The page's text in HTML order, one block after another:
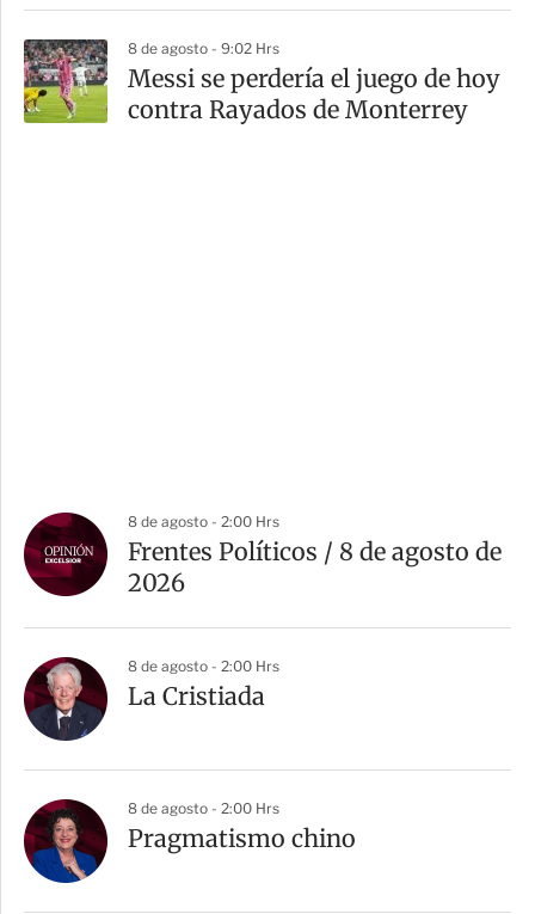
8 de agosto - 9:02 Hrs
Messi se perdería el juego de hoy
contra Rayados de Monterrey
8 de agosto - 2:00 Hrs
Frentes Políticos / 8 de agosto de
2026
8 de agosto - 2:00 Hrs
La Cristiada
8 de agosto - 2:00 Hrs
Pragmatismo chino